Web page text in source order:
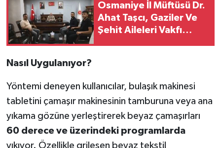
Osmaniye İl Müftüsü Dr.
Ahat Taşcı, Gaziler Ve
Şehit Aileleri Vakfı
Nasıl Uygulanıyor?
Yöntemi deneyen kullanıcılar, bulaşık makinesi
tabletini çamaşır makinesinin tamburuna veya ana
yıkama gözüne yerleştirerek beyaz çamaşırları
60 derece ve üzerindeki programlarda
yıkıyor. Özellikle grileşen beyaz tekstil